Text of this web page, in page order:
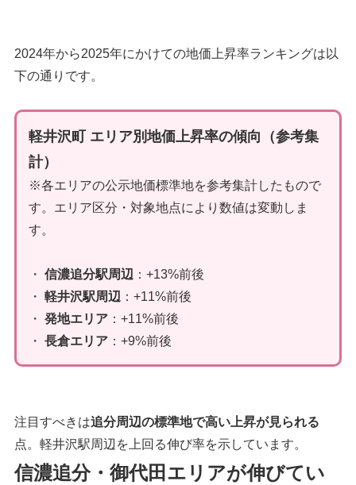
2024年から2025年にかけての地価上昇率ランキングは以
下の通りです。
軽井沢町 エリア別地価上昇率の傾向（参考集
計）
※各エリアの公示地価標準地を参考集計したもので
す。エリア区分・対象地点により数値は変動しま
す。
・ 信濃追分駅周辺 ：+13%前後
・ 軽井沢駅周辺 ：+11%前後
・ 発地エリア：+11%前後
・ 長倉エリア：+9%前後
注目すべきは追分周辺の標準地で高い上昇が見られる
点。軽井沢駅周辺を上回る伸び率を示しています。
信濃追分・御代田エリアが伸びてい